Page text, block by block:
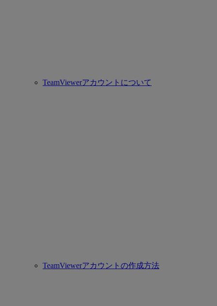
TeamViewerアカウントについて
TeamViewerアカウントの作成方法